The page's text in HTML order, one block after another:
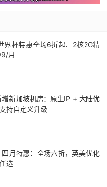
界杯特惠全场6折起、2核2G精
月
新加坡机房：原生IP + 大陆优
持自定义升级
月特惠：全场六折，英美优化
选